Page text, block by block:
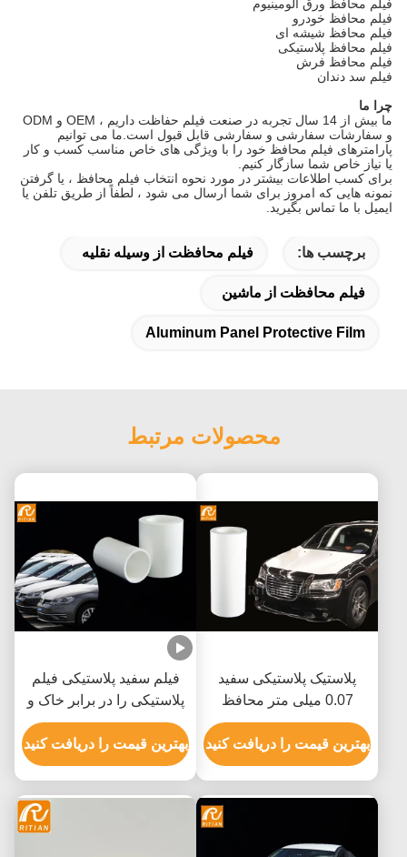
فیلم محافظ ورق آلومینیوم
فیلم محافظ خودرو
فیلم محافظ شیشه ای
فیلم محافظ پلاستیکی
فیلم محافظ فرش
فیلم سد دندان
چرا ما
ما بیش از 14 سال تجربه در صنعت فیلم حفاظت داریم ، OEM و ODM
و سفارشات سفارشی و سفارشی قابل قبول است.ما می توانیم
پارامترهای فیلم محافظ خود را با ویژگی های خاص مناسب کسب و کار
یا نیاز خاص شما سازگار کنیم.
برای کسب اطلاعات بیشتر در مورد نحوه انتخاب فیلم محافظ ، یا گرفتن
نمونه هایی که امروز برای شما ارسال می شود ، لطفاً از طریق تلفن یا
ایمیل با ما تماس بگیرید.
برچسب ها: فیلم محافظت از وسیله نقلیه
فیلم محافظت از ماشین
Aluminum Panel Protective Film
محصولات مرتبط
پلاستیک پلاستیکی سفید
0.07 میلی متر محافظ
خودرو برای حمل و نقل
خودرو
بهترین قیمت را دریافت کنید
فیلم سفید پلاستیکی فیلم
پلاستیکی را در برابر خاک و
آسیب در حین ذخیره سازی
می پیچد
بهترین قیمت را دریافت کنید